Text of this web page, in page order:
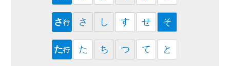
さ 行 さ し す せ そ
た行 た ち つ て と